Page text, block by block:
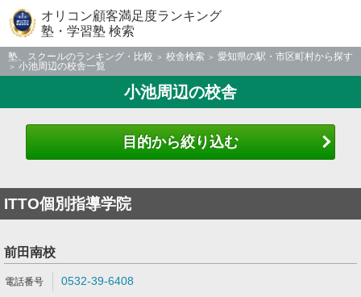
オリコン顧客満足度ランキング
塾・学習塾 検索
塾、スクールのランキング・比較 校舎検索
愛知県の駅・市区町村から探す
小池周辺の校舎一覧
小池周辺の校舎
目的から絞り込む
ITTO個別指導学院
前田南校
0532-39-6408